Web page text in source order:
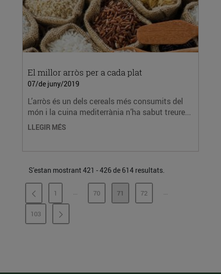
El millor arròs per a cada plat
07/de juny/2019
L’arròs és un dels cereals més consumits del
món i la cuina mediterrània n’ha sabut treure...
LLEGIR MÉS
S'estan mostrant 421 - 426 de 614 resultats.
PÀGINA
1 ...PÀGINES INTERMÈDIES
PÀGINA
70 PÀGINA
71 PÀGINA
72 ...PÀGINES
PÀGINA
103